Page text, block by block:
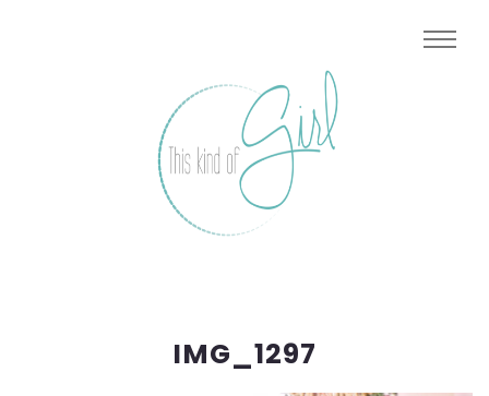
IMG_1297